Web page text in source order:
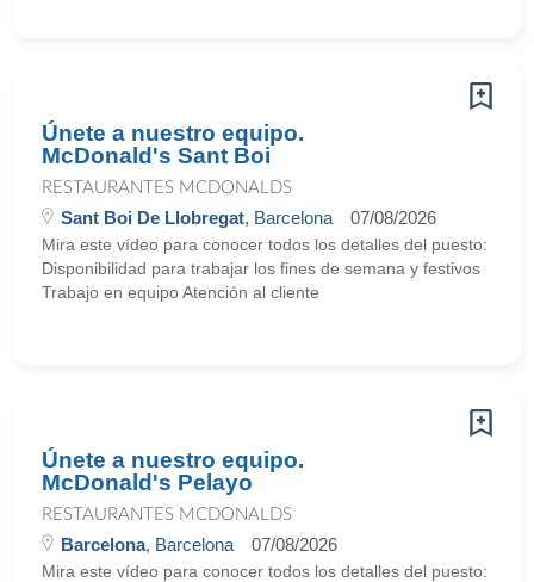
Únete a nuestro equipo.
McDonald's Sant Boi
RESTAURANTES MCDONALDS
Sant Boi De Llobregat, Barcelona 07/08/2026
Mira este vídeo para conocer todos los detalles del puesto:
Disponibilidad para trabajar los fines de semana y festivos
Trabajo en equipo Atención al cliente
Únete a nuestro equipo.
McDonald's Pelayo
RESTAURANTES MCDONALDS
Barcelona, Barcelona 07/08/2026
Mira este vídeo para conocer todos los detalles del puesto: